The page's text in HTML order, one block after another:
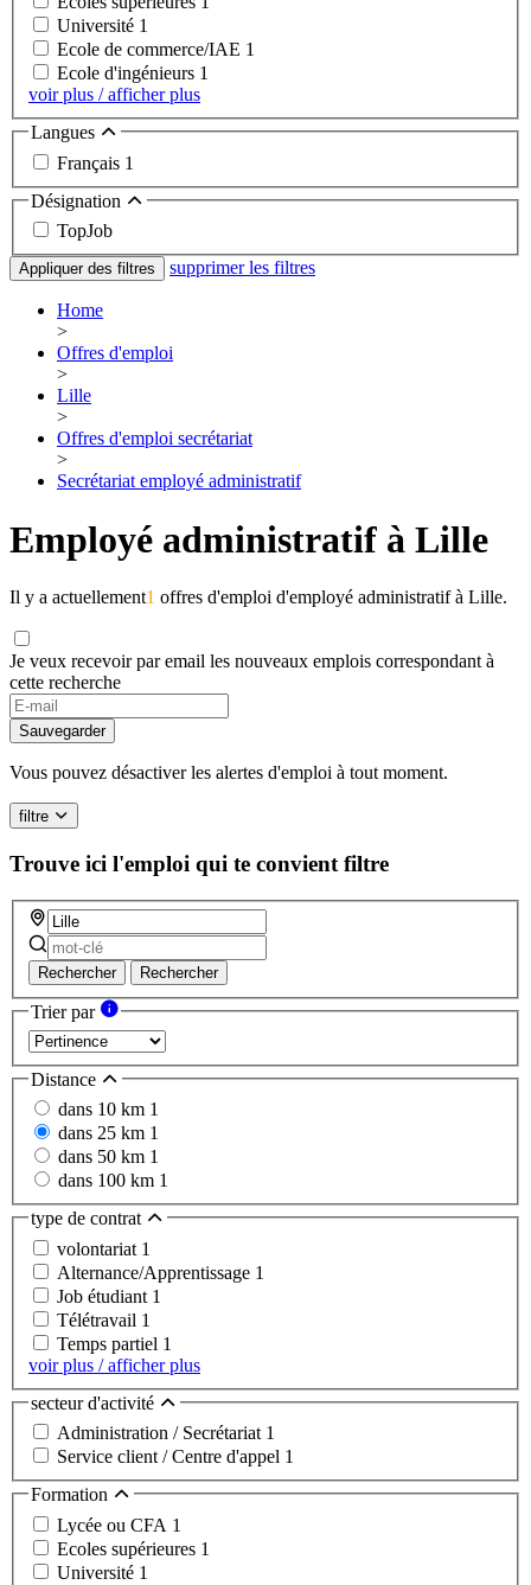
Université 1
Ecole de commerce/IAE 1
Ecole d'ingénieurs 1
voir plus / afficher plus
Langues
Français 1
Désignation
TopJob
Appliquer des filtres supprimer les filtres
Home
>
Offres d'emploi
>
Lille
>
Offres d'emploi secrétariat
>
Secrétariat employé administratif
Employé administratif à Lille
Il y a actuellement1 offres d'emploi d'employé administratif à Lille.
Je veux recevoir par email les nouveaux emplois correspondant à
cette recherche
Sauvegarder
Vous pouvez désactiver les alertes d'emploi à tout moment.
filtre
Trouve ici l'emploi qui te convient filtre
Rechercher Rechercher
Trier par
Distance
dans 10 km 1
dans 25 km 1
dans 50 km 1
dans 100 km 1
type de contrat
volontariat 1
Alternance/Apprentissage 1
Job étudiant 1
Télétravail 1
Temps partiel 1
voir plus / afficher plus
secteur d'activité
Administration / Secrétariat 1
Service client / Centre d'appel 1
Formation
Lycée ou CFA 1
Ecoles supérieures 1
Université 1